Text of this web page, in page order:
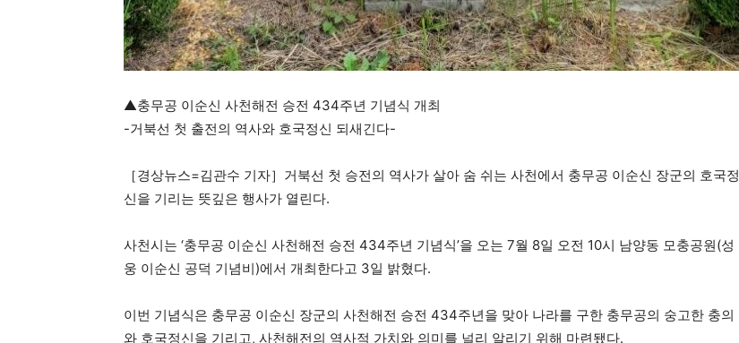
▲충무공 이순신 사천해전 승전 434주년 기념식 개최
-거북선 첫 출전의 역사와 호국정신 되새긴다-
［경상뉴스=김관수 기자］거북선 첫 승전의 역사가 살아 숨 쉬는 사천에서 충무공 이순신 장군의 호국정
신을 기리는 뜻깊은 행사가 열린다.
사천시는 ‘충무공 이순신 사천해전 승전 434주년 기념식’을 오는 7월 8일 오전 10시 남양동 모충공원(성
웅 이순신 공덕 기념비)에서 개최한다고 3일 밝혔다.
이번 기념식은 충무공 이순신 장군의 사천해전 승전 434주년을 맞아 나라를 구한 충무공의 숭고한 충의
와 호국정신을 기리고, 사천해전의 역사적 가치와 의미를 널리 알리기 위해 마련됐다.